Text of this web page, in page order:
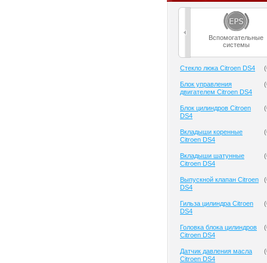
Вспомогательные
системы
Cтекло люка Citroen DS4 (
Блок управления
двигателем Citroen DS4
(
Блок цилиндров Citroen
DS4
(
Вкладыши коренные
Citroen DS4
(
Вкладыши шатунные
Citroen DS4
(
Выпускной клапан Citroen
DS4
(
Гильза цилиндра Citroen
DS4
(
Головка блока цилиндров
Citroen DS4
(
Датчик давления масла
Citroen DS4
(